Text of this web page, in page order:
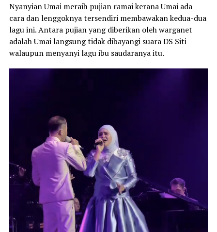
Nyanyian Umai meraih pujian ramai kerana Umai ada
cara dan lenggoknya tersendiri membawakan kedua-dua
lagu ini. Antara pujian yang diberikan oleh warganet
adalah Umai langsung tidak dibayangi suara DS Siti
walaupun menyanyi lagu ibu saudaranya itu.